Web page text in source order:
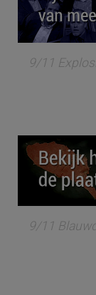
9/11
9/11